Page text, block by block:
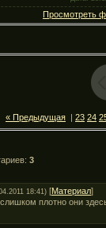
Просмотреть
« Предыдущая | 23 24
: 3
18:41) [Материал]
плотно они